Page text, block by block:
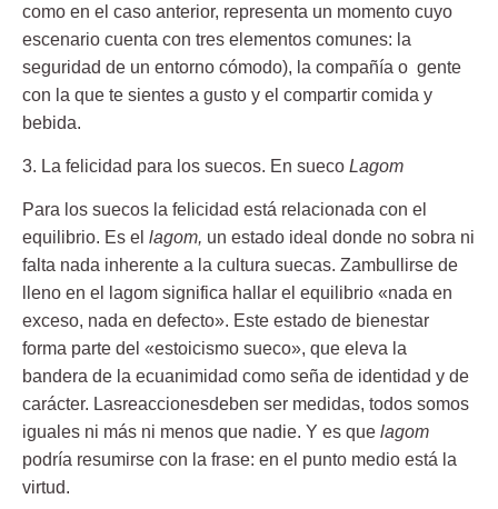
como en el caso anterior, representa un momento cuyo
escenario cuenta con tres elementos comunes: la
seguridad de un entorno cómodo), la compañía o gente
con la que te sientes a gusto y el compartir comida y
bebida.
3. La felicidad para los suecos. En sueco Lagom
Para los suecos la felicidad está relacionada con el
equilibrio. Es el lagom, un estado ideal donde no sobra ni
falta nada inherente a la cultura suecas. Zambullirse de
lleno en el lagom significa hallar el equilibrio «nada en
exceso, nada en defecto». Este estado de bienestar
forma parte del «estoicismo sueco», que eleva la
bandera de la ecuanimidad como seña de identidad y de
carácter. Lasreaccionesdeben ser medidas, todos somos
iguales ni más ni menos que nadie. Y es que lagom
podría resumirse con la frase: en el punto medio está la
virtud.